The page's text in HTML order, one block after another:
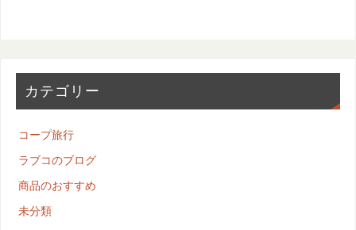
カテゴリー
コープ旅行
ラブコのブログ
商品のおすすめ
未分類